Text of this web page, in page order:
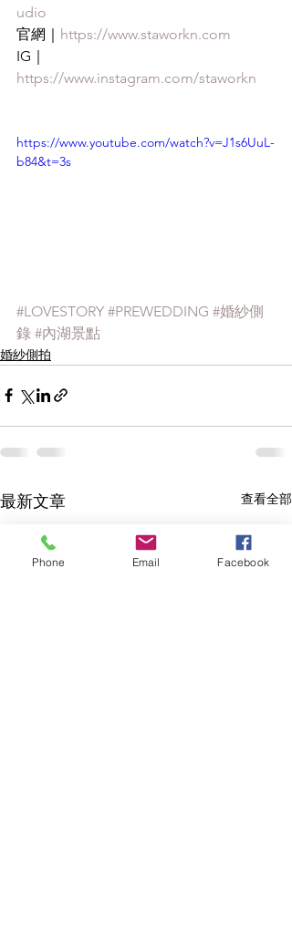
udio
官網｜ https://www.staworkn.com
IG｜
https://www.instagram.com/staworkn
https://www.youtube.com/watch?v=J1s6UuL-
b84&t=3s
#LOVESTORY #PREWEDDING #婚紗側
錄 #內湖景點
婚紗側拍
最新文章 查看全部
Phone Email Facebook